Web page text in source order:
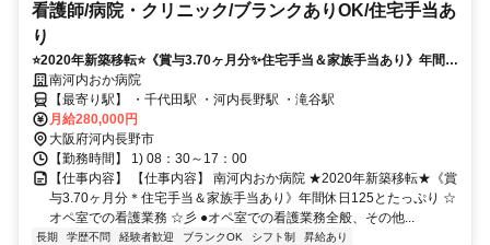
看護師/病院・クリニック/ブランクありOK/住宅手当あ
り
⭐2020年新築移転⭐《賞与3.70ヶ月分✨住宅手当＆家族手当あり》年間休
日125とたっぷり⭐オペ室での看護業務⭐彡
南河内おか病院
【最寄り駅】 ・千代田駅 ・河内長野駅 ・滝谷駅
月給280,000円
大阪府河内長野市
【勤務時間】 1) 08：30～17：00
【仕事内容】 【仕事内容】 南河内おか病院 ★2020年新築移転★《賞
与3.70ヶ月分＊住宅手当＆家族手当あり》年間休日125とたっぷり ☆
オペ室での看護業務 ☆彡 ●オペ室での看護業務全般、その他...
長期 学歴不問 経験者歓迎 ブランクOK シフト制 昇給あり